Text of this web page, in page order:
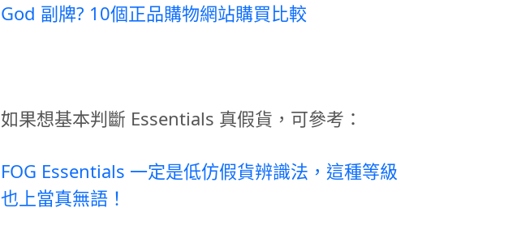
God 副牌? 10個正品購物網站購買比較
如果想基本判斷 Essentials 真假貨，可參考：
FOG Essentials 一定是低仿假貨辨識法，這種等級
也上當真無語！